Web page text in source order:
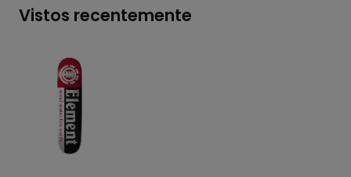
Vistos recentemente